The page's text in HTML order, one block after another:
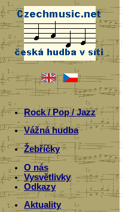
Rock / Pop / Jazz
Vážná hudba
Žebříčky
O nás
Vysvětlivky
Odkazy
Aktuality